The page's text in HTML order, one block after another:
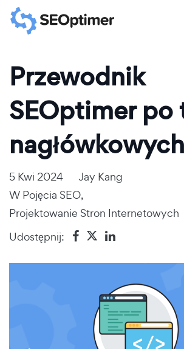
Przewodnik
SEOptimer po
nagłówkowych
5 Kwi 2024
Jay Kang
W Pojęcia SEO,
Projektowanie Stron Internetowych
Udostępnij: